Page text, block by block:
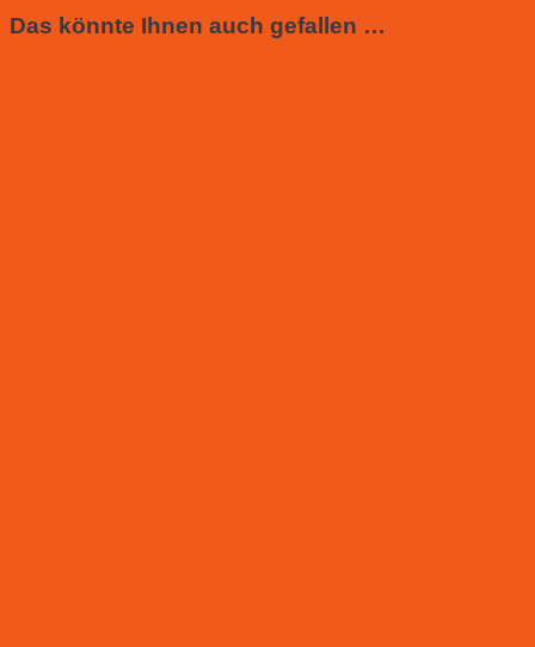
Das könnte Ihnen auch gefallen …